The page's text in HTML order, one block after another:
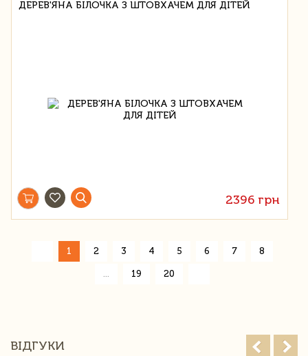
ДЕРЕВ'ЯНА БІЛОЧКА З ШТОВХАЧЕМ ДЛЯ ДІТЕЙ
2396 грн
1 2 3 4 5 6 7 8
19 20
ВІДГУКИ